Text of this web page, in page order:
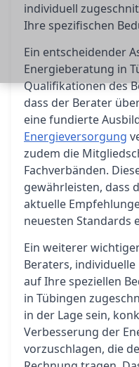
individuell
Ihre spezifischen
Ein entscheidender
Energieberatung in
Qualifikationen des
dass der Berater
eine fundierte
Energieversorgung
zudem die
Fachverbänden.
gewährleisten, dass
aktuelle
neuesten Standards
Ein weiterer
Beraters,
auf Ihre speziellen
in Tübingen
in der Lage sein,
Verbesserung der
vorzuschlagen, die